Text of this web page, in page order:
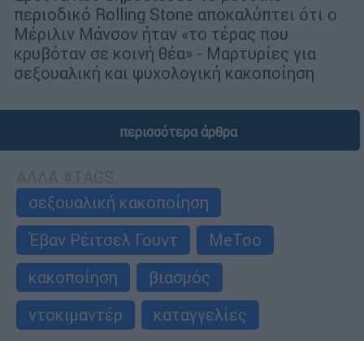
περιοδικό Rolling Stone αποκαλύπτει ότι ο
Μέριλιν Μάνσον ήταν «το τέρας που
κρυβόταν σε κοινή θέα» - Μαρτυρίες για
σεξουαλική και ψυχολογική κακοποίηση
περισσότερα άρθρα
σεξουαλική κακοποίηση
Έβαν Ρέιτσελ Γουντ
MeToo
κακοποίηση
βιασμός
ντοκιμαντέρ
καταγγελίες